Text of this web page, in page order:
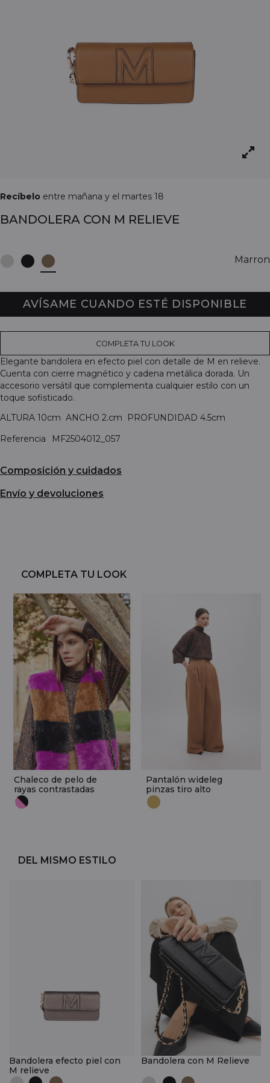
Recíbelo entre mañana y el martes 18
BANDOLERA CON M RELIEVE
Marron
AVÍSAME CUANDO ESTÉ DISPONIBLE
COMPLETA TU LOOK
Elegante bandolera en efecto piel con detalle de M en relieve.
Cuenta con cierre magnético y cadena metálica dorada. Un
accesorio versátil que complementa cualquier estilo con un
toque sofisticado.
ALTURA 10cm ANCHO 2.cm PROFUNDIDAD 4.5cm
Referencia
MF2504012_057
Composición y cuidados
Envío y devoluciones
COMPLETA TU LOOK
Chaleco de pelo de
rayas contrastadas
Pantalón wideleg
pinzas tiro alto
DEL MISMO ESTILO
Bandolera efecto piel con
M relieve
Bandolera con M Relieve